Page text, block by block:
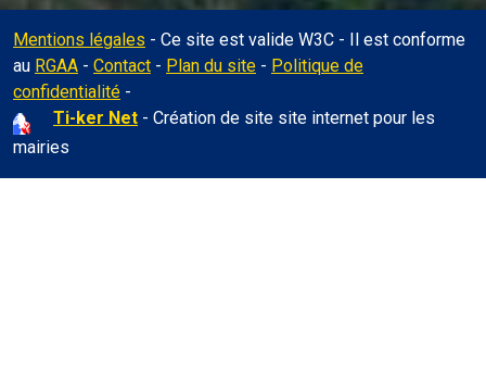
Mentions légales - Ce site est valide W3C - Il est conforme
au RGAA - Contact - Plan du site - Politique de
confidentialité -
Ti-ker Net - Création de site site internet pour les
mairies